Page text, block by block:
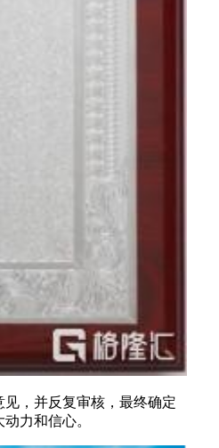
，并反复审核，最终确定
力和信心。